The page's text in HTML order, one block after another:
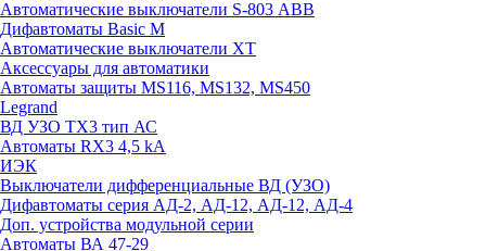
Автоматические выключатели S-803 АВВ
Дифавтоматы Basic M
Автоматические выключатели XT
Аксессуары для автоматики
Автоматы защиты MS116, MS132, MS450
Legrand
ВД УЗО TX3 тип АС
Автоматы RX3 4,5 kA
ИЭК
Выключатели дифференциальные ВД (УЗО)
Дифавтоматы серия АД-2, АД-12, АД-12, АД-4
Доп. устройства модульной серии
Автоматы ВА 47-29